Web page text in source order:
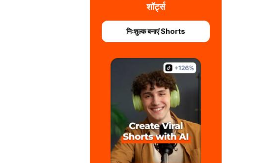
शॉर्ट्स
निःशुल्क बनाएं Shorts